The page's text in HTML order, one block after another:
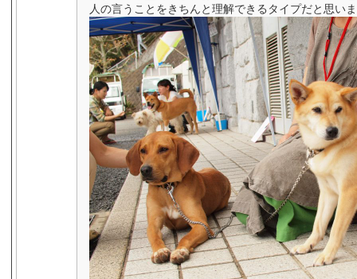
人の言うことをきちんと理解できるタイプだと思い